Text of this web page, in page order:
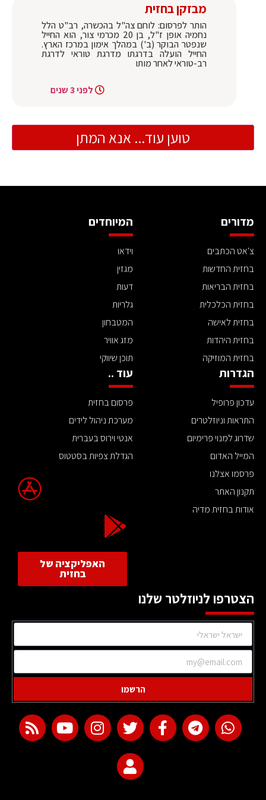
מבזקן בחזית
הותר לפרסום: לוחם צה"ל בהכשרה, רב"ט הלל
נחמיה אופן ז"ל, בן 20 מכרמי צור, הוא החייל
שנפטר הבוקר (ב') במהלך אימון במרכז הארץ.
‏החייל הועלה בדרגתו מדרגת טוראי לדרגת
רב-טוראי לאחר מותו
לפני 3 שנים
טוען עוד... אנא המתן
מדורים
צ'אט הכתבים
בחזית החדשות
בחזית הבריאות
בחזית הכלכלית
בחזית לאישה
בחזית היהדות
בחזית המוזיקה
המיוחדים
וידאו
מגזין
דעות
גלריות
המטבחון
מזג אוויר
תוכן שיווקי
הגדרות
עדכון פרופיל
התראות וניוזלטרים
שדרוג למנוי פרימיום
המייל האדום
פרסמו אצלנו
תקנון האתר
אודות בחזית מדיה
עוד ..
פרסום בחזית
מערכת ניהול לידים
אנטי וירוס בעברית
הגדלת צפיות בסטטוס
האפליקציה של
בחזית
הצטרפו לניוזלטר שלנו
הרשמו